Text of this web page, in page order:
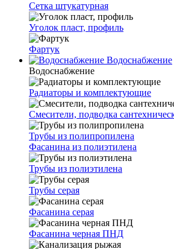
Сетка штукатурная
Уголок пласт, профиль
Фартук
Водоснабжение
Водоснабжение
Радиаторы и комплектующие
Смесители, подводка
Трубы из полипропилена
Фасанина из полиэтилена
Трубы из полиэтилена
Трубы серая
Фасанина серая
Фасанина черная ПНД